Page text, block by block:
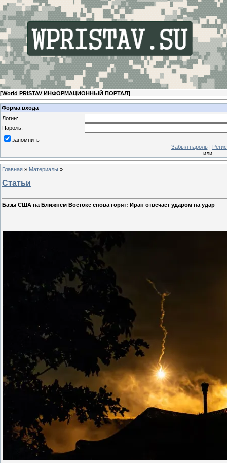
[World PRISTAV ИНФОРМАЦИОННЫЙ ПОРТАЛ]
Форма входа
Логин:
Пароль:
запомнить
Забыл пароль|
или
Главная » Материалы »
Статьи
Базы США на Ближнем Востоке снова горят: Иран отвечает ударом на удар